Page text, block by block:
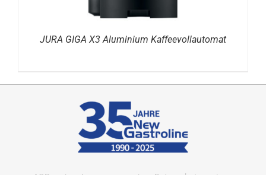
JURA GIGA X3 Aluminium Kaffeevollautomat